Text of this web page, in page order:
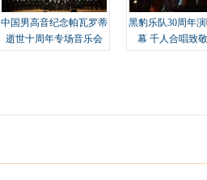
中国男高音纪念帕瓦罗蒂
逝世十周年专场音乐会
黑豹乐队30周年
幕 千人合唱致